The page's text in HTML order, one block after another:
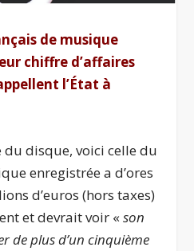
de musique
chiffre d’affaires
l’État à
disque, voici celle du
enregistrée a d’ores
d’euros (hors taxes)
et devrait voir «son
de plus d’un cinquième